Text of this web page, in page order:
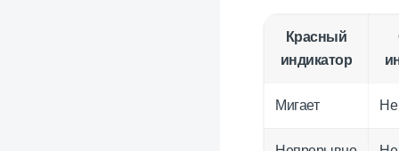
Красный
индикатор
Мигает Не